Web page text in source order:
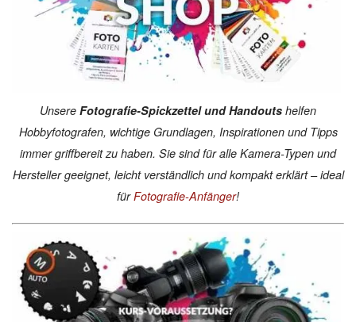
Unsere Fotografie-Spickzettel und Handouts helfen
Hobbyfotografen, wichtige Grundlagen, Inspirationen und Tipps
immer griffbereit zu haben. Sie sind für alle Kamera-Typen und
Hersteller geeignet, leicht verständlich und kompakt erklärt – ideal
fürFotografie-Anfänger!